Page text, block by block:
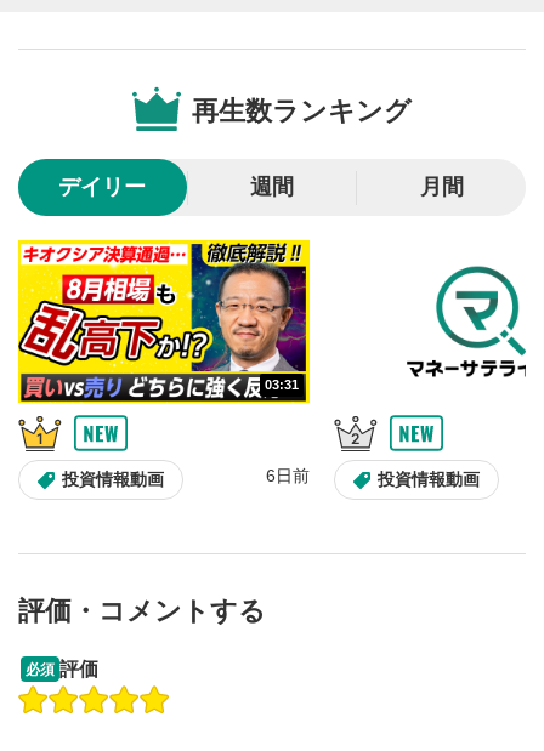
スライダーを上下すると音量が調整できます。
8
全画面表示
動画が全画面で表示されます。再度クリックすると元
のサイズに戻ります。
再生数ランキング
デイリー 週間 月間
03:31
投資情報動画 6日前 投資情報動画
操作説明動画
評価・コメントする
必須 評価